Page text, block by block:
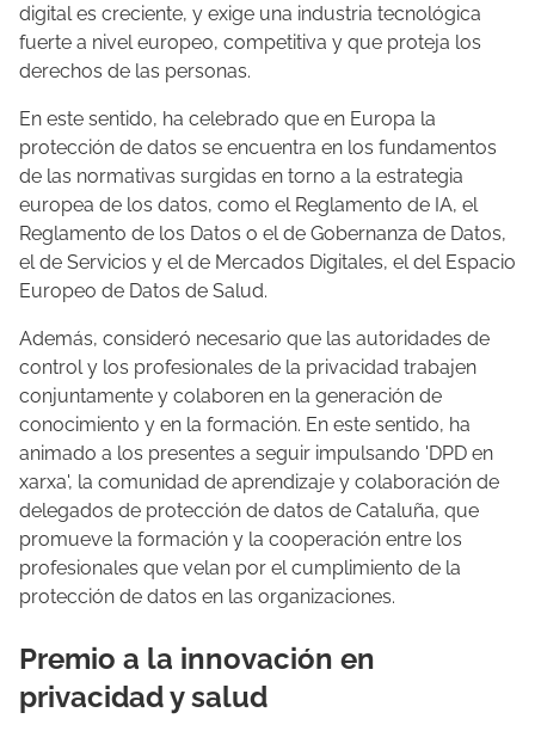
digital es creciente, y exige una industria tecnológica
fuerte a nivel europeo, competitiva y que proteja los
derechos de las personas.
En este sentido, ha celebrado que en Europa la
protección de datos se encuentra en los fundamentos
de las normativas surgidas en torno a la estrategia
europea de los datos, como el Reglamento de IA, el
Reglamento de los Datos o el de Gobernanza de Datos,
el de Servicios y el de Mercados Digitales, el del Espacio
Europeo de Datos de Salud.
Además, consideró necesario que las autoridades de
control y los profesionales de la privacidad trabajen
conjuntamente y colaboren en la generación de
conocimiento y en la formación. En este sentido, ha
animado a los presentes a seguir impulsando 'DPD en
xarxa', la comunidad de aprendizaje y colaboración de
delegados de protección de datos de Cataluña, que
promueve la formación y la cooperación entre los
profesionales que velan por el cumplimiento de la
protección de datos en las organizaciones.
Premio a la innovación en
privacidad y salud